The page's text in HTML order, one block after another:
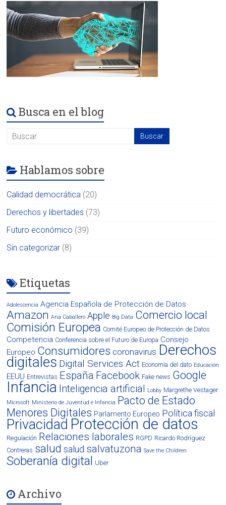
Busca en el blog
Hablamos sobre
Calidad democrática (20)
Derechos y libertades (73)
Futuro económico (39)
Sin categorizar (8)
Etiquetas
Adolescencia Agencia Española de Protección de Datos
Amazon Ana Caballero Apple Big Data Comercio local
Comisión Europea Comité Europeo de Protección de Datos
Competencia Conferencia sobre el Futuro de Europa Consejo
Europeo Consumidores coronavirus Derechos
digitales Digital Services Act Economía del dato Educación
EEUU Entrevistas España Facebook Fake news Google
Infancia Inteligencia artificial Lobby Margrethe Vestager
Microsoft Ministerio de Juventud e Infancia Pacto de Estado
Menores Digitales Parlamento Europeo Política fiscal
Privacidad Protección de datos
Regulación Relaciones laborales RGPD Ricardo Rodríguez
Contreras salud salud salvatuzona Save the Children
Soberanía digital Uber
Archivo